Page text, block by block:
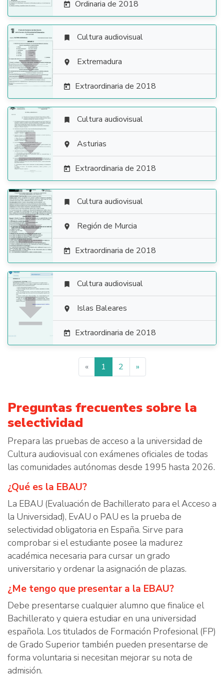
 Ordinaria de 2018

 Cultura audiovisual
 Extremadura
 Extraordinaria de 2018

 Cultura audiovisual
 Asturias
 Extraordinaria de 2018

 Cultura audiovisual
 Región de Murcia
 Extraordinaria de 2018

 Cultura audiovisual
 Islas Baleares
 Extraordinaria de 2018
« 1 2 »
Preguntas frecuentes sobre la
selectividad
Prepara las pruebas de acceso a la universidad de
Cultura audiovisual con exámenes oficiales de todas
las comunidades autónomas desde 1995 hasta 2026.
¿Qué es la EBAU?
La EBAU (Evaluación de Bachillerato para el Acceso a
la Universidad), EvAU o PAU es la prueba de
selectividad obligatoria en España. Sirve para
comprobar si el estudiante posee la madurez
académica necesaria para cursar un grado
universitario y ordenar la asignación de plazas.
¿Me tengo que presentar a la EBAU?
Debe presentarse cualquier alumno que finalice el
Bachillerato y quiera estudiar en una universidad
española. Los titulados de Formación Profesional (FP)
de Grado Superior también pueden presentarse de
forma voluntaria si necesitan mejorar su nota de
admisión.